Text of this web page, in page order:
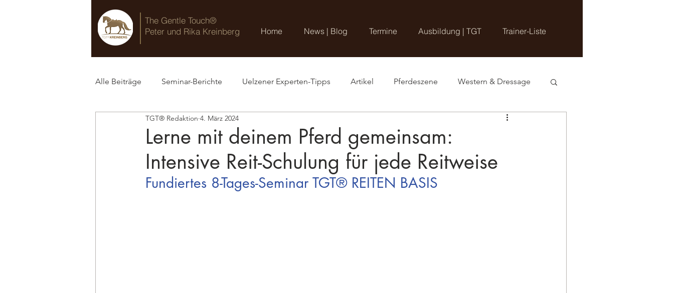
The Gentle Touch®
Peter und Rika Kreinberg
Home News | Blog Termine Ausbildung | TGT Trainer-Liste
Alle Beiträge Seminar-Berichte Uelzener Experten-Tipps Artikel Pferdeszene Western & Dressage
TGT® Blog
Lerne mit deinem Pferd gemeinsam:
Intensive Reit-Schulung für jede Reitweise
TGT® Redaktion 4. März 2024
Fundiertes 8-Tages-Seminar TGT® REITEN BASIS